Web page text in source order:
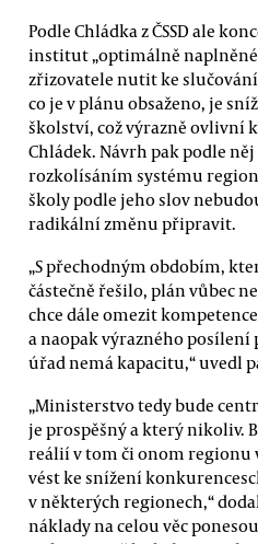
Podle Chládka z ČSSD ale
institut „optimálně
zřizovatele nutit ke
co je v plánu obsaženo, je
školství, což výrazně ovlivní
Chládek. Návrh pak podle
rozkolísáním systému
školy podle jeho slov
radikální změnu připravit.
„S přechodným obdobím,
částečně řešilo, plán vůbec
chce dále omezit
a naopak výrazného posílení
úřad nemá kapacitu,“ uvedl
„Ministerstvo tedy bude
je prospěšný a který nikoliv.
reálií v tom či onom regionu
vést ke snížení
v některých regionech,“
náklady na celou věc